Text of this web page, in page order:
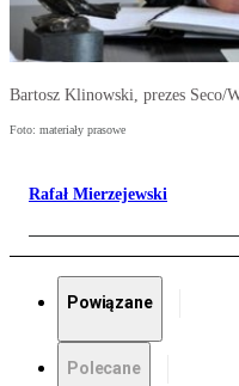
Bartosz Klinowski, prezes Seco/
Foto: materiały prasowe
Rafał Mierzejewski
Powiązane
Polecane